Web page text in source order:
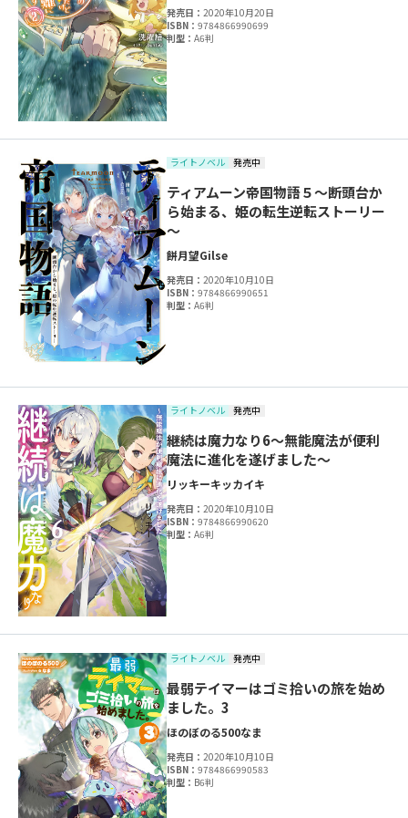
発売日：2020年10月20日
ISBN：9784866990699
判型：A6判
ライトノベル 発売中
ティアムーン帝国物語５～断頭台か
ら始まる、姫の転生逆転ストーリー
～
餅月望Gilse
発売日：2020年10月10日
ISBN：9784866990651
判型：A6判
ライトノベル 発売中
継続は魔力なり6～無能魔法が便利
魔法に進化を遂げました～
リッキーキッカイキ
発売日：2020年10月10日
ISBN：9784866990620
判型：A6判
ライトノベル 発売中
最弱テイマーはゴミ拾いの旅を始め
ました。3
ほのぼのる500なま
発売日：2020年10月10日
ISBN：9784866990583
判型： B6判